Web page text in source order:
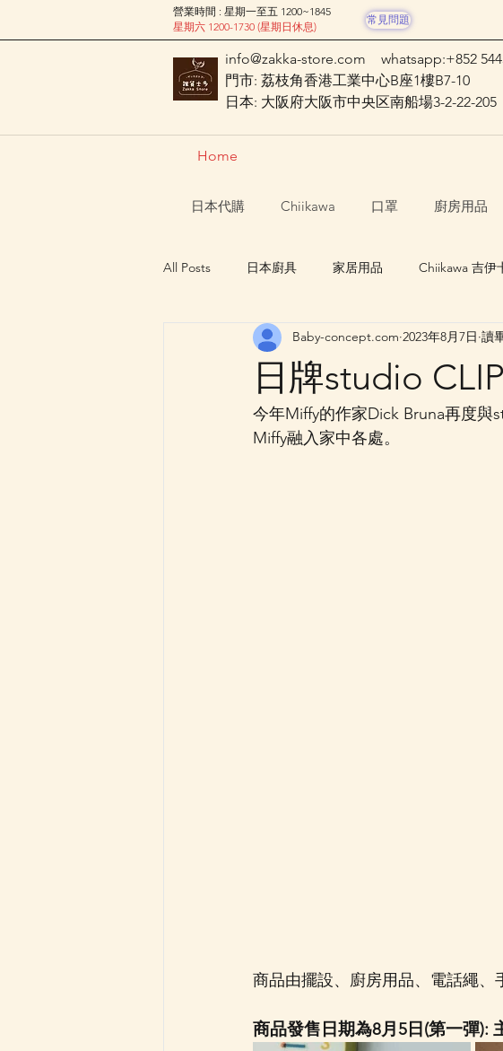
營業時間 : 星期一至五 1200~1845
星期六 1200-1730 (星期日休息)
常見問題
info@zakka-store.com
whatsapp:+852
門市: 荔枝角香港工業中心B座1樓B7-10
日本: 大阪府大阪市中央区南船場3-2-22-205
Home
日本代購 Chiikawa 口罩 廚房用品
All Posts 日本廚具 家居用品 Chiikawa 吉伊
Nagano Characters 長野角色 日本口罩 其
日牌studio
Baby-concept.com 2023年8月7日 讀
今年Miffy的作家Dick Bruna再度與
Miffy融入家中各處。
商品由擺設、廚房用品、電話繩、
商品發售日期為8月5日(第一彈):